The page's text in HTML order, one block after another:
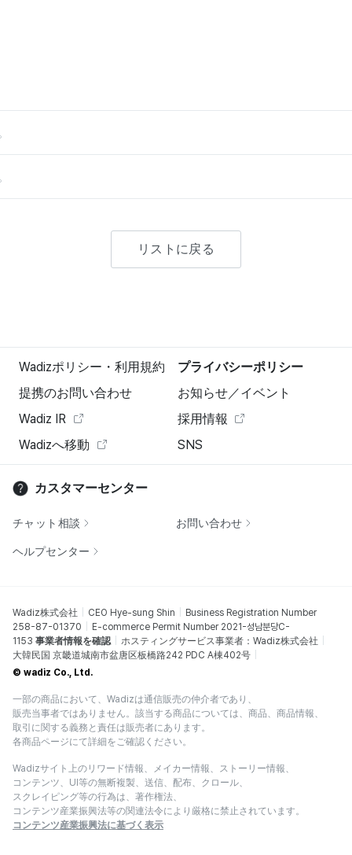
リストに戻る
Wadizポリシー・利用規約
プライバシーポリシー
提携のお問い合わせ
お知らせ／イベント
Wadiz IR
採用情報
Wadizへ移動
SNS
カスタマーセンター
チャット相談 お問い合わせ
ヘルプセンター
Wadiz株式会社 CEO Hye-sung Shin
Business Registration Number
258-87-01370
E-commerce Permit Number 2021-성남분당C-
1153 事業者情報を確認
ホスティングサービス事業者：Wadiz株式会社
大韓民国 京畿道城南市盆唐区板橋路242 PDC A棟402号
© wadiz Co., Ltd.
一部の商品において、Wadizは通信販売の仲介者であり、
販売当事者ではありません。該当する商品については、商品、商品情報、
取引に関する義務と責任は販売者にあります。
各商品ページにて詳細をご確認ください。
Wadizサイト上のリワード情報、メイカー情報、ストーリー情報、
コンテンツ、UI等の無断複製、送信、配布、クロール、
スクレイピング等の行為は、著作権法、
コンテンツ産業振興法等の関連法令により厳格に禁止されています。
コンテンツ産業振興法に基づく表示